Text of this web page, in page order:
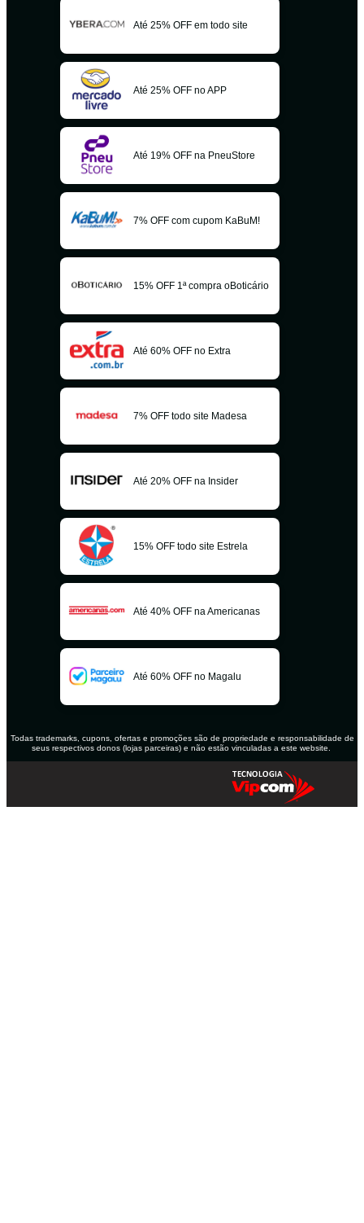
Até 25% OFF em todo site
Até 25% OFF no APP
Até 19% OFF na PneuStore
7% OFF com cupom KaBuM!
15% OFF 1ª compra oBoticário
Até 60% OFF no Extra
7% OFF todo site Madesa
Até 20% OFF na Insider
15% OFF todo site Estrela
Até 40% OFF na Americanas
Até 60% OFF no Magalu
Todas trademarks, cupons, ofertas e promoções são de propriedade e responsabilidade de
seus respectivos donos (lojas parceiras) e não estão vinculadas a este website.